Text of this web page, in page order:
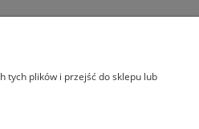
tych plików i przejść do sklepu lub